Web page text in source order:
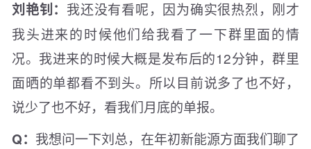
刘艳钊： 我还没有看呢，因为确实很热烈，刚才
我头进来的时候他们给我看了一下群里面的情
况。我进来的时候大概是发布后的12分钟，群里
面晒的单都看不到头。所以目前说多了也不好，
说少了也不好，看我们月底的单报。
Q： 我想问一下刘总，在年初新能源方面我们聊了